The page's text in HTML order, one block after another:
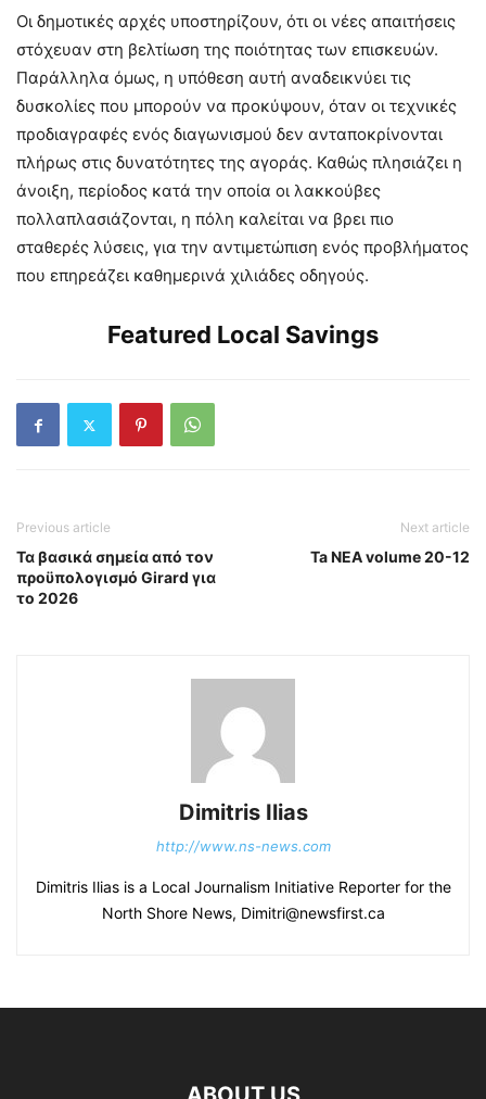
Οι δημοτικές αρχές υποστηρίζουν, ότι οι νέες απαιτήσεις
στόχευαν στη βελτίωση της ποιότητας των επισκευών.
Παράλληλα όμως, η υπόθεση αυτή αναδεικνύει τις
δυσκολίες που μπορούν να προκύψουν, όταν οι τεχνικές
προδιαγραφές ενός διαγωνισμού δεν ανταποκρίνονται
πλήρως στις δυνατότητες της αγοράς. Καθώς πλησιάζει η
άνοιξη, περίοδος κατά την οποία οι λακκούβες
πολλαπλασιάζονται, η πόλη καλείται να βρει πιο
σταθερές λύσεις, για την αντιμετώπιση ενός προβλήματος
που επηρεάζει καθημερινά χιλιάδες οδηγούς.
Featured Local Savings
Previous article
Τα βασικά σημεία από τον
προϋπολογισμό Girard για
το 2026
Next article
Ta NEA volume 20-12
Dimitris Ilias
http://www.ns-news.com
Dimitris Ilias is a Local Journalism Initiative Reporter for the
North Shore News, Dimitri@newsfirst.ca